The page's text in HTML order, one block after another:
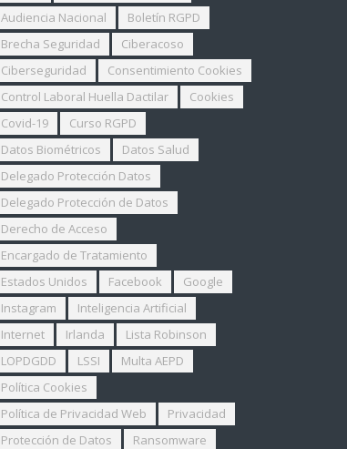
Audiencia Nacional
Boletín RGPD
Brecha Seguridad
Ciberacoso
Ciberseguridad
Consentimiento Cookies
Control Laboral Huella Dactilar
Cookies
Covid-19
Curso RGPD
Datos Biométricos
Datos Salud
Delegado Protección Datos
Delegado Protección de Datos
Derecho de Acceso
Encargado de Tratamiento
Estados Unidos
Facebook
Google
Instagram
Inteligencia Artificial
Internet
Irlanda
Lista Robinson
LOPDGDD
LSSI
Multa AEPD
Política Cookies
Política de Privacidad Web
Privacidad
Protección de Datos
Ransomware